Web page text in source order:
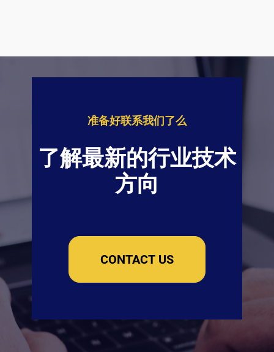
准备好联系我们了么
了解最新的行业技术
方向
CONTACT US